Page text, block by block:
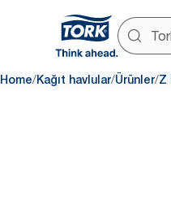
Home/Kağıt havlular/Ürünler/Z